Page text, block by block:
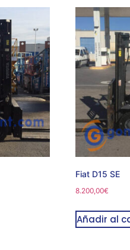
Fiat D15 SE
8.200,00€
Añadir al